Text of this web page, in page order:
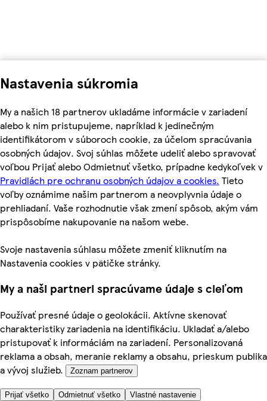
Nastavenia súkromia
My a našich 18 partnerov ukladáme informácie v zariadení
alebo k nim pristupujeme, napríklad k jedinečným
identifikátorom v súboroch cookie, za účelom spracúvania
osobných údajov. Svoj súhlas môžete udeliť alebo spravovať
voľbou Prijať alebo Odmietnuť všetko, prípadne kedykoľvek v
Pravidlách pre ochranu osobných údajov a cookies. Tieto
voľby oznámime našim partnerom a neovplyvnia údaje o
prehliadaní. Vaše rozhodnutie však zmení spôsob, akým vám
prispôsobíme nakupovanie na našom webe.
Svoje nastavenia súhlasu môžete zmeniť kliknutím na
Nastavenia cookies v pätičke stránky.
My a naši partneri spracúvame údaje s cieľom
Používať presné údaje o geolokácii. Aktívne skenovať
charakteristiky zariadenia na identifikáciu. Ukladať a/alebo
pristupovať k informáciám na zariadení. Personalizovaná
reklama a obsah, meranie reklamy a obsahu, prieskum publika
a vývoj služieb.
Zoznam partnerov
Prijať všetko Odmietnuť všetko Vlastné nastavenie